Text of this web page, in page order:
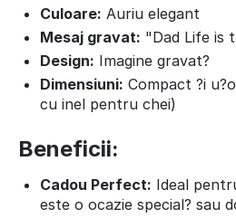
Culoare: Auriu elegant
Mesaj gravat: "Dad Life is
Design: Imagine gravat?
Dimensiuni: Compact ?i
cu inel pentru chei)
Beneficii:
Cadou Perfect: Ideal
este o ocazie special? sau